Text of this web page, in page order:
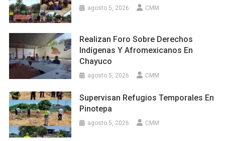
agosto 5, 2026 CMM
Realizan Foro Sobre Derechos
Indígenas Y Afromexicanos En
Chayuco
agosto 5, 2026 CMM
Supervisan Refugios Temporales En
Pinotepa
agosto 5, 2026 CMM